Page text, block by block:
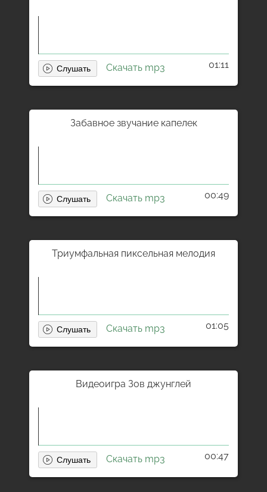
Скачать mp3 01:11
Забавное звучание капелек
Скачать mp3 00:49
Триумфальная пиксельная мелодия
Скачать mp3 01:05
Видеоигра Зов джунглей
Скачать mp3 00:47